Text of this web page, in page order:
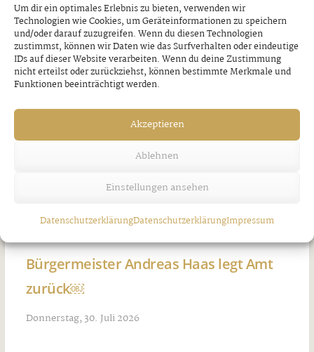
Um dir ein optimales Erlebnis zu bieten, verwenden wir
Technologien wie Cookies, um Geräteinformationen zu speichern
und/oder darauf zuzugreifen. Wenn du diesen Technologien
zustimmst, können wir Daten wie das Surfverhalten oder eindeutige
IDs auf dieser Website verarbeiten. Wenn du deine Zustimmung
nicht erteilst oder zurückziehst, können bestimmte Merkmale und
Funktionen beeinträchtigt werden.
Akzeptieren
Ablehnen
Einstellungen ansehen
DatenschutzerklärungDatenschutzerklärungImpressum
Bürgermeister Andreas Haas legt Amt
zurück￼
Donnerstag, 30. Juli 2026